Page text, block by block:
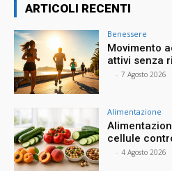
ARTICOLI RECENTI
Benessere
Movimento
attivi senza
- 7 Agosto 2026
Alimentazione
cellule
- 4 Agosto 2026